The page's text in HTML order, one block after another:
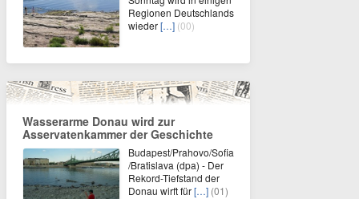
Regionen Deutschlands
wieder[…] (00)
Wasserarme Donau wird zur
Asservatenkammer der Geschichte
Budapest/Prahovo/Sofia
/Bratislava (dpa) - Der
Rekord-Tiefstand der
Donau wirft für[…] (01)